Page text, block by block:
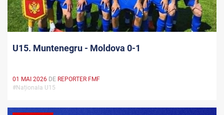
U15. Muntenegru - Moldova 0-1
01 MAI 2026 DE REPORTER FMF
#Naționala U15